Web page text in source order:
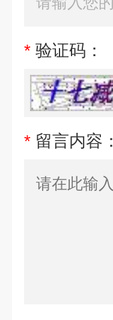
* 验证码：
* 留言内容：